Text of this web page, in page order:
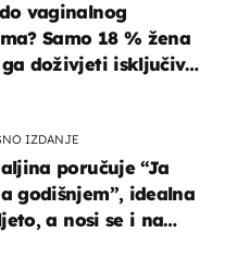
vaginalnog
Samo 18 % žena
ga doživjeti isključivo
IZDANJE
poručuje “Ja
godišnjem”, idealna
a nosi se i na